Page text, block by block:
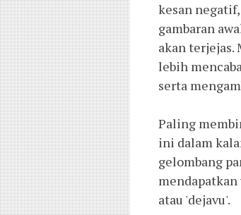
kesan
gambaran
akan terjejas.
lebih
serta
Paling
ini dalam
gelombang
atau 'dejavu'.